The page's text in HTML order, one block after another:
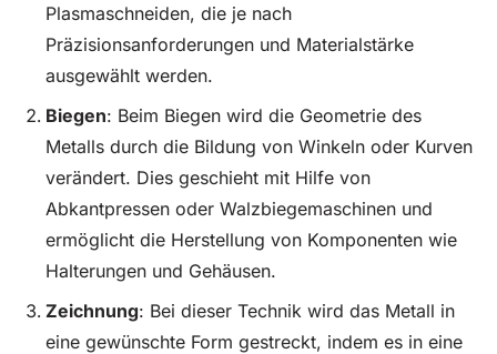
Plasmaschneiden, die je nach
Präzisionsanforderungen und Materialstärke
ausgewählt werden.
Biegen: Beim Biegen wird die Geometrie des
Metalls durch die Bildung von Winkeln oder Kurven
verändert. Dies geschieht mit Hilfe von
Abkantpressen oder Walzbiegemaschinen und
ermöglicht die Herstellung von Komponenten wie
Halterungen und Gehäusen.
Zeichnung: Bei dieser Technik wird das Metall in
eine gewünschte Form gestreckt, indem es in eine